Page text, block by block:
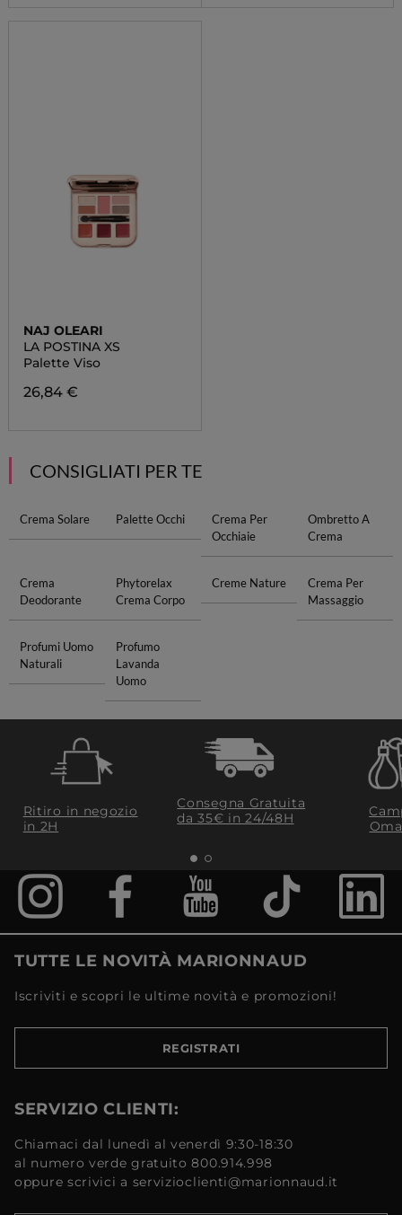
NAJ OLEARI
LA POSTINA XS
Palette Viso
26,84 €
CONSIGLIATI PER TE
Crema Solare Palette Occhi
Crema Per
Occhiaie
Ombretto A
Crema
Crema
Deodorante
Phytorelax
Crema Corpo
Creme Nature
Crema Per
Massaggio
Profumi Uomo
Naturali
Profumo
Lavanda
Uomo
Ritiro in negozio
in 2H
Consegna Gratuita
da 35€​ in 24/48H
TUTTE LE NOVITÀ MARIONNAUD
Iscriviti e scopri le ultime novità e promozioni!
REGISTRATI
SERVIZIO CLIENTI:
Chiamaci dal lunedì al venerdì 9:30-18:30
al numero verde gratuito 800.914.998
oppure scrivici a servizioclienti@marionnaud.it